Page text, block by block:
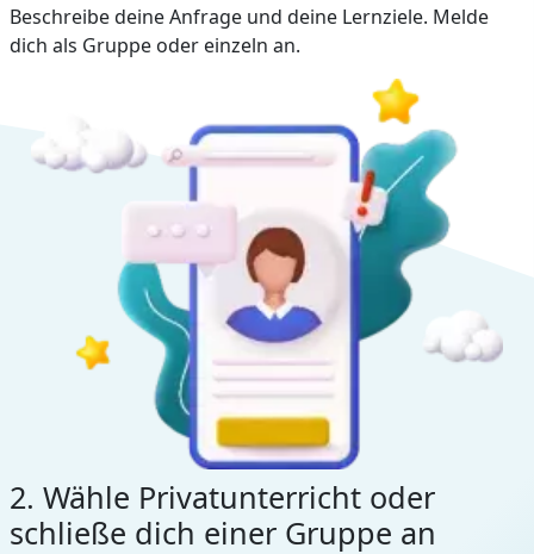
Beschreibe deine Anfrage und deine Lernziele. Melde
dich als Gruppe oder einzeln an.
2. Wähle Privatunterricht oder
schließe dich einer Gruppe an